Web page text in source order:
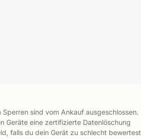
sind vom Ankauf ausgeschlossen.
Geräte eine zertifizierte Datenlöschung
falls du dein Gerät zu schlecht bewertest